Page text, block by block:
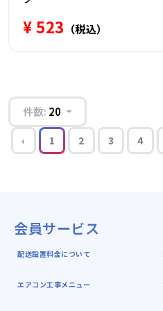
¥ 523 （税込）
件数: 20
‹ 1 2 3 4
会員サービス
配送設置料金について
エアコン工事メニュー